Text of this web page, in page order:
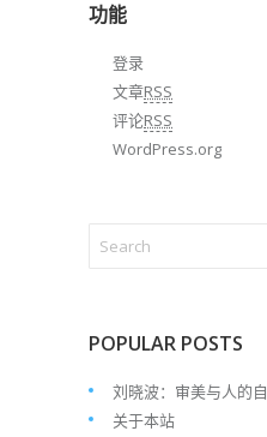
功能
登录
文章RSS
评论RSS
WordPress.org
POPULAR POSTS
刘晓波：审美与人的
关于本站